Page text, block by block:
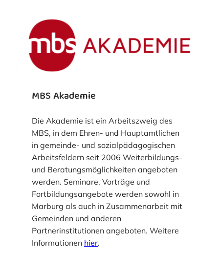
MBS Akademie
Die Akademie ist ein Arbeitszweig des
MBS, in dem Ehren- und Hauptamtlichen
in gemeinde- und sozialpädagogischen
Arbeitsfeldern seit 2006 Weiterbildungs-
und Beratungsmöglichkeiten angeboten
werden. Seminare, Vorträge und
Fortbildungsangebote werden sowohl in
Marburg als auch in Zusammenarbeit mit
Gemeinden und anderen
Partnerinstitutionen angeboten. Weitere
Informationen hier.